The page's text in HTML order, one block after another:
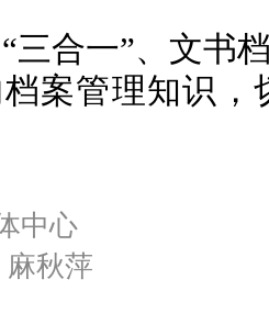
三合一”、文书
案管理知识
中心
秋萍